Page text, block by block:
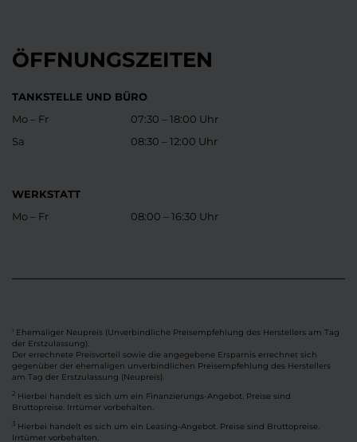
ÖFFNUNGSZEITEN
TANKSTELLE UND BÜRO
Mo – Fr
Sa
07:30 – 18:00 Uhr
08:30 – 12:00 Uhr
WERKSTATT
Mo – Fr
08:00 – 16:30 Uhr
Ehemaliger Neupreis (Unverbindliche Preisempfehlung des Herstellers am Tag
der Erstzulassung).
Der errechnete Preisvorteil sowie die angegebene Ersparnis errechnet sich
gegenüber der ehemaligen unverbindlichen Preisempfehlung des Herstellers
am Tag der Erstzulassung (Neupreis).
2 Hierbei handelt es sich um ein Finanzierungs-Angebot. Preise sind
Bruttopreise. Irrtümer vorbehalten.
3 Hierbei handelt es sich um ein Leasing-Angebot. Preise sind Bruttopreise.
Irrtümer vorbehalten.